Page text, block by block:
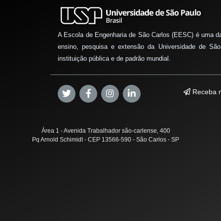
A Escola de Engenharia de São Carlos (EESC) é uma
ensino, pesquisa e extensão da Universidade de
instituição pública e de padrão mundial.
Receba
Área 1 - Avenida Trabalhador são-carlense, 400
Pq Arnold Schimidt - CEP 13566-590 - São Carlos - SP